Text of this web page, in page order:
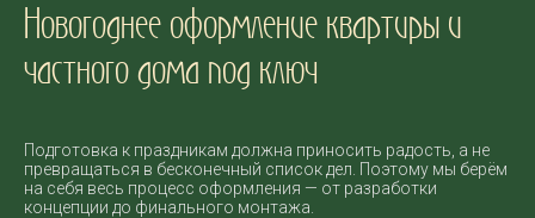
Новогоднее оформление квартиры и
частного дома под ключ
Подготовка к праздникам должна приносить радость, а не
превращаться в бесконечный список дел. Поэтому мы берём
на себя весь процесс оформления — от разработки
концепции до финального монтажа.